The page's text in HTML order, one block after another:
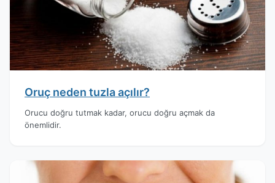
Oruç neden tuzla açılır?
Orucu doğru tutmak kadar, orucu doğru açmak da
önemlidir.